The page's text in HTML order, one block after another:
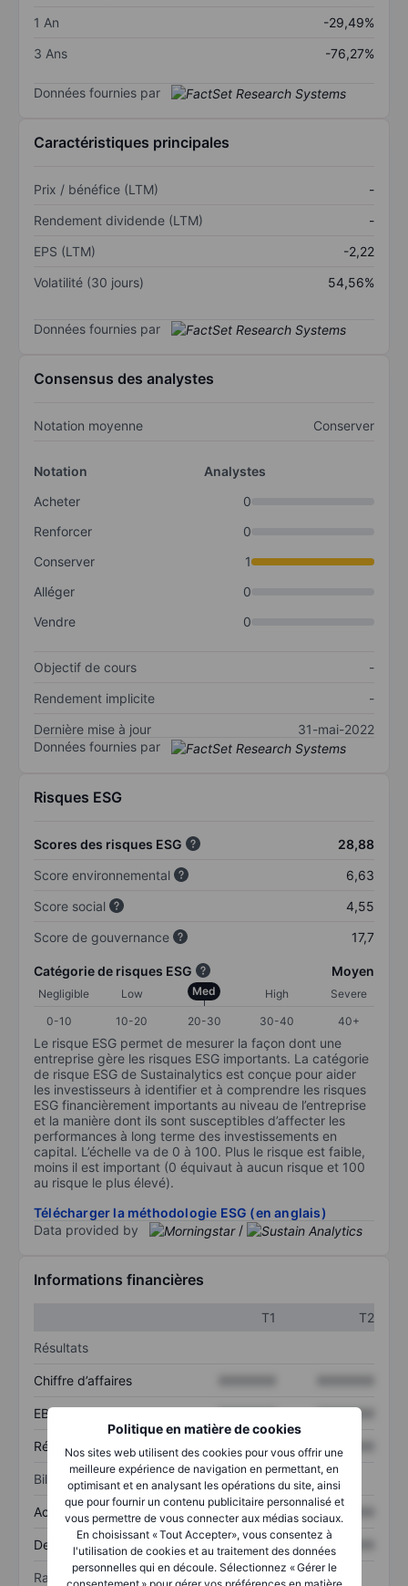
Politique en matière de cookies
Nos sites web utilisent des cookies pour vous offrir une
meilleure expérience de navigation en permettant, en
optimisant et en analysant les opérations du site, ainsi
que pour fournir un contenu publicitaire personnalisé et
vous permettre de vous connecter aux médias sociaux.
En choisissant « Tout Accepter», vous consentez à
l'utilisation de cookies et au traitement des données
personnelles qui en découle. Sélectionnez « Gérer le
consentement » pour gérer vos préférences en matière
1 An
-29,49%
3 Ans
-76,27%
Données fournies par
Caractéristiques principales
Prix / bénéfice (LTM)
-
Rendement dividende (LTM)
-
EPS (LTM)
-2,22
Volatilité (30 jours)
54,56%
Données fournies par
Consensus des analystes
Notation moyenne Conserver
Notation
Analystes
Acheter
0
Renforcer
0
Conserver
1
Alléger
0
Vendre
0
Objectif de cours
-
Rendement implicite
-
Dernière mise à jour
31-mai-2022
Données fournies par
Risques ESG
Scores des risques ESG
28,88
Score environnemental
6,63
Score social
4,55
Score de gouvernance
17,7
Catégorie de risques ESG Moyen
Negligible Low Med High
Severe
0-10
10-20 20-30 30-40 40+
Le risque ESG permet de mesurer la façon dont une
entreprise gère les risques ESG importants. La catégorie
de risque ESG de Sustainalytics est conçue pour aider
les investisseurs à identifier et à comprendre les risques
ESG financièrement importants au niveau de l’entreprise
et la manière dont ils sont susceptibles d’affecter les
performances à long terme des investissements en
capital. L’échelle va de 0 à 100. Plus le risque est faible,
moins il est important (0 équivaut à aucun risque et 100
au risque le plus élevé).
Télécharger la méthodologie ESG (en anglais)
Data provided by
/
Informations financières
T1
T2
Résultats
Chiffre d’affaires
EBITDA XXXXXXX
Résultat net XXXXXXX XXXXXXX
Bilan
Actif total XXXXXXX XXXXXXX
Dette totale XXXXXXX XXXXXXX
Ratios